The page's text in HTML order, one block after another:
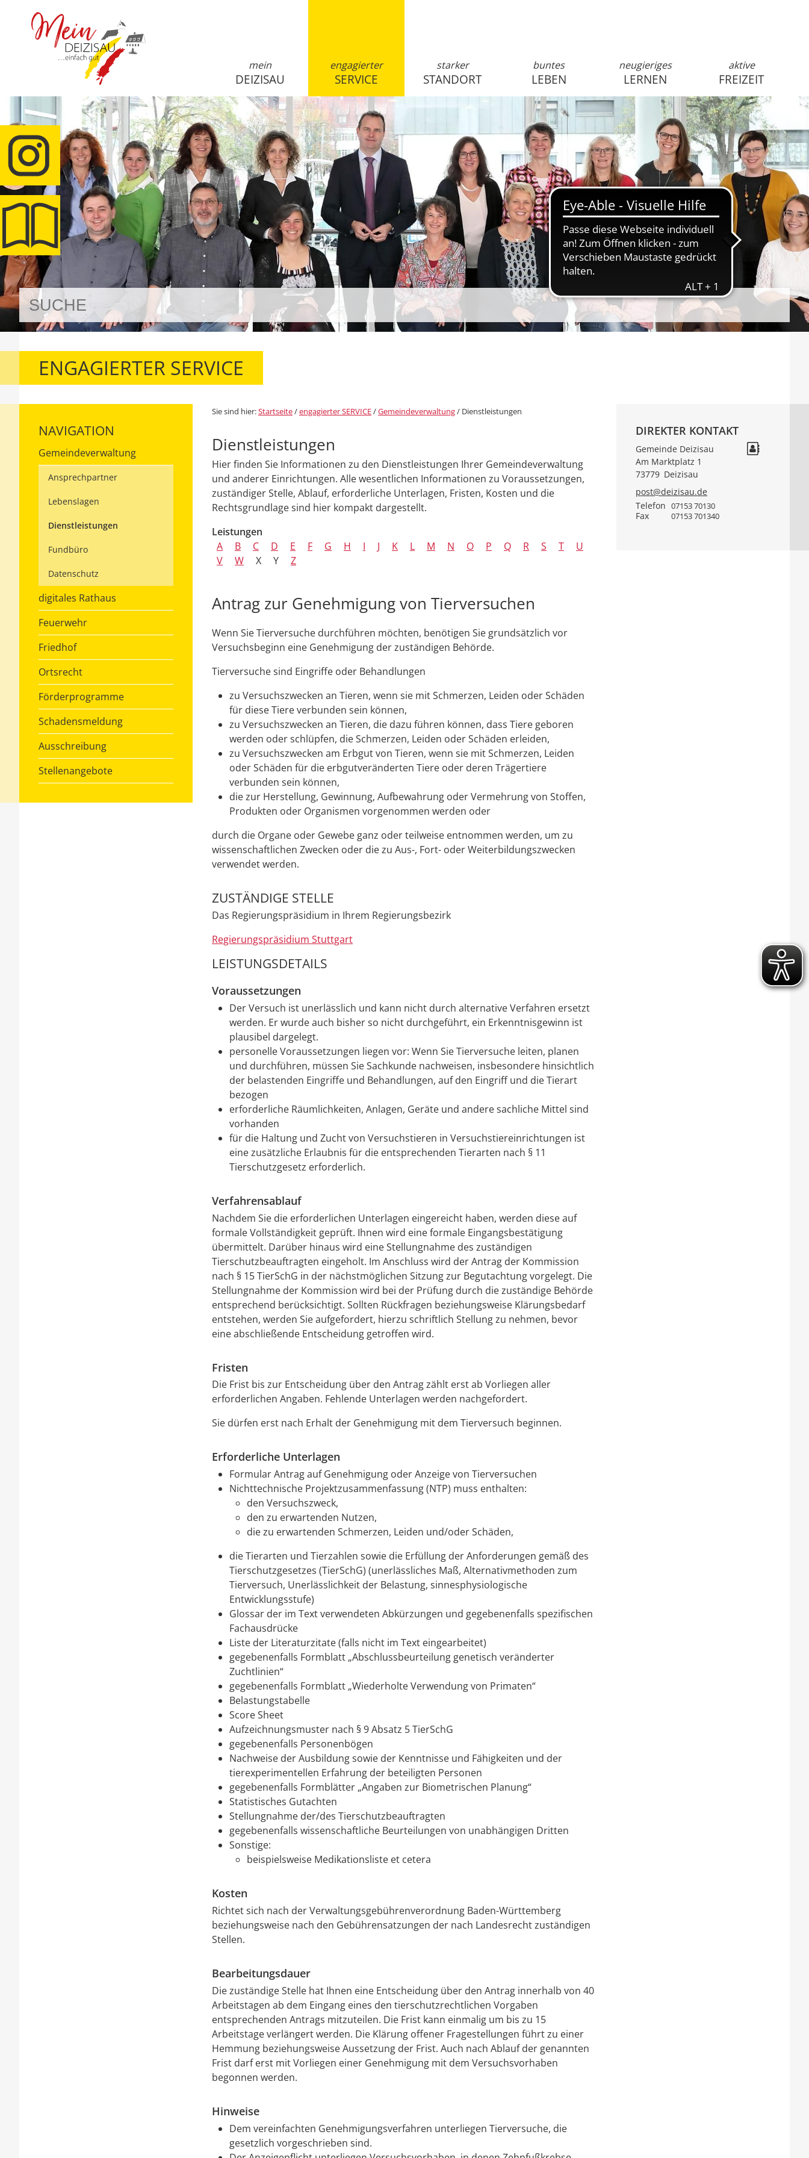
anmelden
mein
DEIZISAU
engagierter
SERVICE
starker
STANDORT
buntes
LEBEN
neugieriges
LERNEN
aktive
FREIZEIT
ENGAGIERTER SERVICE
NAVIGATION
Gemeindeverwaltung
Ansprechpartner
Lebenslagen
Dienstleistungen
Fundbüro
Datenschutz
digitales Rathaus
Feuerwehr
Friedhof
Ortsrecht
Förderprogramme
Schadensmeldung
Ausschreibung
Stellenangebote
Sie sind hier:Startseite/engagierter SERVICE/Gemeindeverwaltung/ Dienstleistungen
Dienstleistungen
Hier finden Sie Informationen zu den Dienstleistungen Ihrer Gemeindeverwaltung
und anderer Einrichtungen. Alle wesentlichen Informationen zu Voraussetzungen,
zuständiger Stelle, Ablauf, erforderliche Unterlagen, Fristen, Kosten und die
Rechtsgrundlage sind hier kompakt dargestellt.
Leistungen
A
B C D E F G H I J K L M N O P Q R S T
U
V
W X Y Z
Antrag zur Genehmigung von Tierversuchen
Wenn Sie Tierversuche durchführen möchten, benötigen Sie grundsätzlich vor
Versuchsbeginn eine Genehmigung der zuständigen Behörde.
Tierversuche sind Eingriffe oder Behandlungen
zu Versuchszwecken an Tieren, wenn sie mit Schmerzen, Leiden oder Schäden
für diese Tiere verbunden sein können,
zu Versuchszwecken an Tieren, die dazu führen können, dass Tiere geboren
werden oder schlüpfen, die Schmerzen, Leiden oder Schäden erleiden,
zu Versuchszwecken am Erbgut von Tieren, wenn sie mit Schmerzen, Leiden
oder Schäden für die erbgutveränderten Tiere oder deren Trägertiere
verbunden sein können,
die zur Herstellung, Gewinnung, Aufbewahrung oder Vermehrung von Stoffen,
Produkten oder Organismen vorgenommen werden oder
durch die Organe oder Gewebe ganz oder teilweise entnommen werden, um zu
wissenschaftlichen Zwecken oder die zu Aus-, Fort- oder Weiterbildungszwecken
verwendet werden.
ZUSTÄNDIGE STELLE
Das Regierungspräsidium in Ihrem Regierungsbezirk
Regierungspräsidium Stuttgart
LEISTUNGSDETAILS
Voraussetzungen
Der Versuch ist unerlässlich und kann nicht durch alternative Verfahren ersetzt
werden. Er wurde auch bisher so nicht durchgeführt, ein Erkenntnisgewinn ist
plausibel dargelegt.
personelle Voraussetzungen liegen vor: Wenn Sie Tierversuche leiten, planen
und durchführen, müssen Sie Sachkunde nachweisen, insbesondere hinsichtlich
der belastenden Eingriffe und Behandlungen, auf den Eingriff und die Tierart
bezogen
erforderliche Räumlichkeiten, Anlagen, Geräte und andere sachliche Mittel sind
vorhanden
für die Haltung und Zucht von Versuchstieren in Versuchstiereinrichtungen ist
eine zusätzliche Erlaubnis für die entsprechenden Tierarten nach § 11
Tierschutzgesetz erforderlich.
Verfahrensablauf
Nachdem Sie die erforderlichen Unterlagen eingereicht haben, werden diese auf
formale Vollständigkeit geprüft. Ihnen wird eine formale Eingangsbestätigung
übermittelt. Darüber hinaus wird eine Stellungnahme des zuständigen
Tierschutzbeauftragten eingeholt. Im Anschluss wird der Antrag der Kommission
nach § 15 TierSchG in der nächstmöglichen Sitzung zur Begutachtung vorgelegt. Die
Stellungnahme der Kommission wird bei der Prüfung durch die zuständige Behörde
entsprechend berücksichtigt. Sollten Rückfragen beziehungsweise Klärungsbedarf
entstehen, werden Sie aufgefordert, hierzu schriftlich Stellung zu nehmen, bevor
eine abschließende Entscheidung getroffen wird.
Fristen
Die Frist bis zur Entscheidung über den Antrag zählt erst ab Vorliegen aller
erforderlichen Angaben. Fehlende Unterlagen werden nachgefordert.
Sie dürfen erst nach Erhalt der Genehmigung mit dem Tierversuch beginnen.
Erforderliche Unterlagen
Formular Antrag auf Genehmigung oder Anzeige von Tierversuchen
Nichttechnische Projektzusammenfassung (NTP) muss enthalten:
den Versuchszweck,
den zu erwartenden Nutzen,
die zu erwartenden Schmerzen, Leiden und/oder Schäden,
die Tierarten und Tierzahlen sowie die Erfüllung der Anforderungen gemäß des
Tierschutzgesetzes (TierSchG) (unerlässliches Maß, Alternativmethoden zum
Tierversuch, Unerlässlichkeit der Belastung, sinnesphysiologische
Entwicklungsstufe)
Glossar der im Text verwendeten Abkürzungen und gegebenenfalls spezifischen
Fachausdrücke
Liste der Literaturzitate (falls nicht im Text eingearbeitet)
gegebenenfalls Formblatt „Abschlussbeurteilung genetisch veränderter
Zuchtlinien“
gegebenenfalls Formblatt „Wiederholte Verwendung von Primaten“
Belastungstabelle
Score Sheet
Aufzeichnungsmuster nach § 9 Absatz 5 TierSchG
gegebenenfalls Personenbögen
Nachweise der Ausbildung sowie der Kenntnisse und Fähigkeiten und der
tierexperimentellen Erfahrung der beteiligten Personen
gegebenenfalls Formblätter „Angaben zur Biometrischen Planung“
Statistisches Gutachten
Stellungnahme der/des Tierschutzbeauftragten
gegebenenfalls wissenschaftliche Beurteilungen von unabhängigen Dritten
Sonstige:
beispielsweise Medikationsliste et cetera
Kosten
Richtet sich nach der Verwaltungsgebührenverordnung Baden-Württemberg
beziehungsweise nach den Gebührensatzungen der nach Landesrecht zuständigen
Stellen.
Bearbeitungsdauer
Die zuständige Stelle hat Ihnen eine Entscheidung über den Antrag innerhalb von 40
Arbeitstagen ab dem Eingang eines den tierschutzrechtlichen Vorgaben
entsprechenden Antrags mitzuteilen. Die Frist kann einmalig um bis zu 15
Arbeitstage verlängert werden. Die Klärung offener Fragestellungen führt zu einer
Hemmung beziehungsweise Aussetzung der Frist. Auch nach Ablauf der genannten
Frist darf erst mit Vorliegen einer Genehmigung mit dem Versuchsvorhaben
begonnen werden.
Hinweise
Dem vereinfachten Genehmigungsverfahren unterliegen Tierversuche, die
gesetzlich vorgeschrieben sind.
DIREKTER KONTAKT
Gemeinde Deizisau
Am Marktplatz 1
73779 Deizisau
post@deizisau.de
Telefon 07153 70130
Fax 07153 701340